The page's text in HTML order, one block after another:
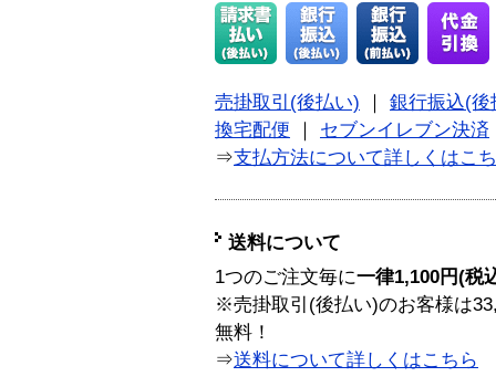
売掛取引(後払い)
銀行振込(後
換宅配便
セブンイレブン決済
⇒支払方法について詳しくはこ
送料について
1つのご注文毎に一律1,100円(税
※売掛取引(後払い)のお客様は
無料！
⇒送料について詳しくはこちら